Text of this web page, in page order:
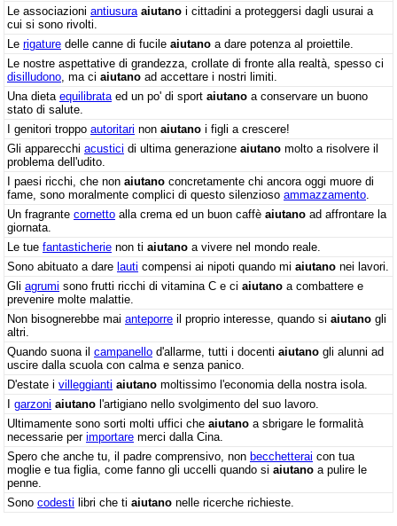
Le associazioni antiusura aiutano i cittadini a proteggersi dagli usurai a
cui si sono rivolti.
Le rigature delle canne di fucile aiutano a dare potenza al proiettile.
Le nostre aspettative di grandezza, crollate di fronte alla realtà, spesso ci
disilludono , ma ci aiutano ad accettare i nostri limiti.
Una dieta equilibrata ed un po' di sport aiutano a conservare un buono
stato di salute.
I genitori troppo autoritari non aiutano i figli a crescere!
Gli apparecchi acustici di ultima generazione aiutano molto a risolvere il
problema dell'udito.
I paesi ricchi, che non aiutano concretamente chi ancora oggi muore di
fame, sono moralmente complici di questo silenzioso ammazzamento
Un fragrante cornetto alla crema ed un buon caffè aiutano ad affrontare la
giornata.
Le tue fantasticherie non ti aiutano a vivere nel mondo reale.
Sono abituato a dare lauti compensi ai nipoti quando mi aiutano nei lavori.
Gli agrumi sono frutti ricchi di vitamina C e ci aiutano a combattere e
prevenire molte malattie.
Non bisognerebbe mai anteporre il proprio interesse, quando si aiutano gli
altri.
Quando suona il campanello d'allarme, tutti i docenti aiutano gli alunni ad
uscire dalla scuola con calma e senza panico.
D'estate i villeggianti aiutano moltissimo l'economia della nostra isola.
I garzoni aiutano l'artigiano nello svolgimento del suo lavoro.
Ultimamente sono sorti molti uffici che aiutano a sbrigare le formalità
necessarie per importare merci dalla Cina.
Spero che anche tu, il padre comprensivo, non becchetterai con tua
moglie e tua figlia, come fanno gli uccelli quando si aiutano a pulire le
penne.
Sono codesti libri che ti aiutano nelle ricerche richieste.